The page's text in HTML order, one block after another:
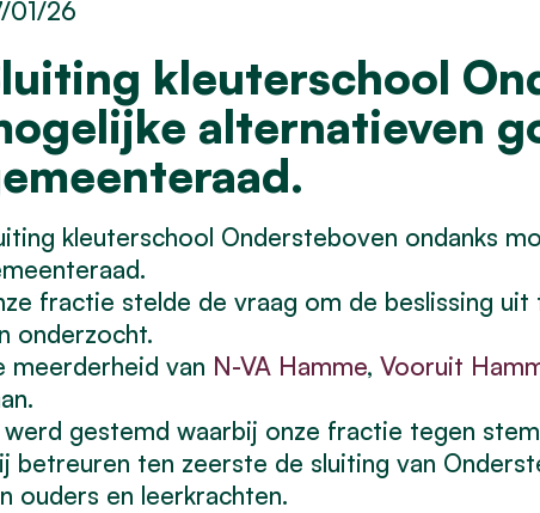
kleuterschool
alternatieven
01/26
kleuterschool Ondersteboven ondanks
fractie stelde de vraag om de beslissing
onderzocht.
meerderheid van N-VA Hamme, Vooruit
werd gestemd waarbij onze fractie tegen
betreuren ten zeerste de sluiting van
ouders en leerkrachten.